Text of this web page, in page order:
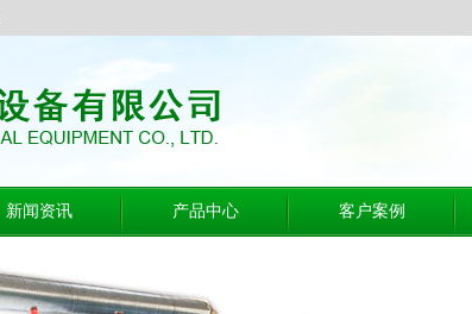
新闻资讯 产品中心 客户案例